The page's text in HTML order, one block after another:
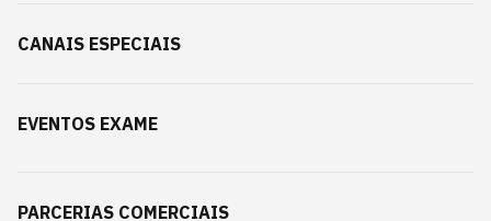
CANAIS ESPECIAIS
EVENTOS EXAME
PARCERIAS COMERCIAIS